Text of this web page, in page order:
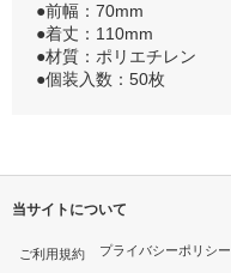
●前幅：70mm
●着丈：110mm
●材質：ポリエチレン
●個装入数：50枚
当サイトについて
ご利用規約 プライバシーポリシー